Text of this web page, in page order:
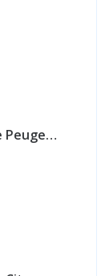
Injector Injectoare Peugeot 407 2.7 HDI 2003 - 2010 Cod 5U3Q-9K546-AA [MX0232]